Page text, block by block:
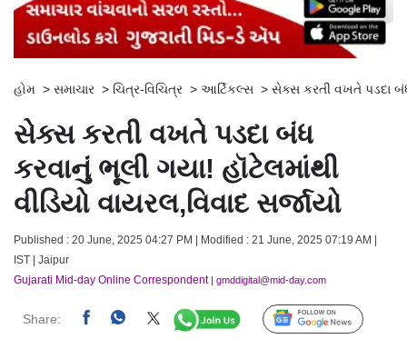
હોમ > સમાચાર > ચિત્ર-વિચિત્ર > આર્ટિકલ્સ > સેક્સ કરતી વખતે પડદા બંધ
સેક્સ કરતી વખતે પડદા બંધ
કરવાનું ભૂલી ગયા! હૉટેલમાંથી
વીડિયો વાયરલ,વિવાદ સર્જાયો
Published : 20 June, 2025 04:27 PM | Modified : 21 June, 2025 07:19 AM |
IST | Jaipur
Gujarati Mid-day Online Correspondent| gmddigital@mid-day.com
Share: Follow Us